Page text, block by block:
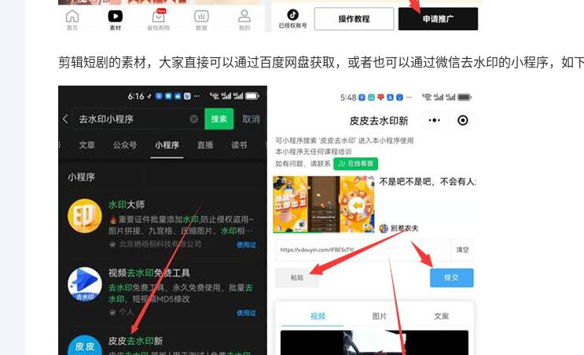
剪辑短剧的素材，大家直接可以通过百度网盘获取，或者也可以通过微信去水印的小程序，如下